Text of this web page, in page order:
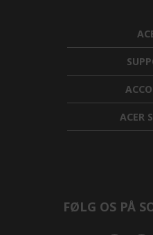
ACER
FØLG OS PÅ